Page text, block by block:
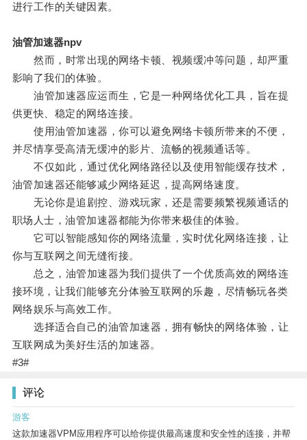
进行工作的关键因素。
油管加速器npv
然而，时常出现的网络卡顿、视频缓冲等问题，却严重
影响了我们的体验。
油管加速器应运而生，它是一种网络优化工具，旨在提
供更快、稳定的网络连接。
使用油管加速器，你可以避免网络卡顿所带来的不便，
并尽情享受高清无缓冲的影片、流畅的视频通话等。
不仅如此，通过优化网络路径以及使用智能缓存技术，
油管加速器还能够减少网络延迟，提高网络速度。
无论你是追剧控、游戏玩家，还是需要频繁视频通话的
职场人士，油管加速器都能为你带来极佳的体验。
它可以智能感知你的网络流量，实时优化网络连接，让
你与互联网之间无缝衔接。
总之，油管加速器为我们提供了一个优质高效的网络连
接环境，让我们能够充分体验互联网的乐趣，尽情畅玩各类
网络娱乐与高效工作。
选择适合自己的油管加速器，拥有畅快的网络体验，让
互联网成为美好生活的加速器。
#3#
评论
游客
这款加速器VPM应用程序可以给你提供最高速度和安全性的连接，并帮